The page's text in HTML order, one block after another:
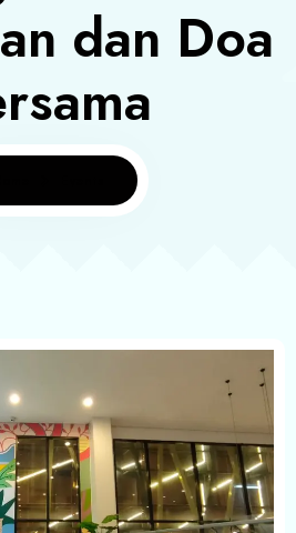
dan Doa